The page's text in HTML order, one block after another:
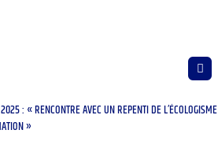
: « RENCONTRE AVEC UN REPENTI DE L’ÉCOLOGISME
»